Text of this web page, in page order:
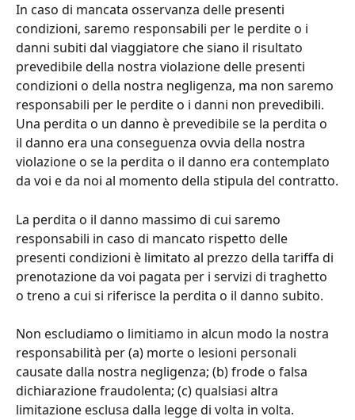
In caso di mancata osservanza delle presenti
condizioni, saremo responsabili per le perdite o i
danni subiti dal viaggiatore che siano il risultato
prevedibile della nostra violazione delle presenti
condizioni o della nostra negligenza, ma non saremo
responsabili per le perdite o i danni non prevedibili.
Una perdita o un danno è prevedibile se la perdita o
il danno era una conseguenza ovvia della nostra
violazione o se la perdita o il danno era contemplato
da voi e da noi al momento della stipula del contratto.
La perdita o il danno massimo di cui saremo
responsabili in caso di mancato rispetto delle
presenti condizioni è limitato al prezzo della tariffa di
prenotazione da voi pagata per i servizi di traghetto
o treno a cui si riferisce la perdita o il danno subito.
Non escludiamo o limitiamo in alcun modo la nostra
responsabilità per (a) morte o lesioni personali
causate dalla nostra negligenza; (b) frode o falsa
dichiarazione fraudolenta; (c) qualsiasi altra
limitazione esclusa dalla legge di volta in volta.